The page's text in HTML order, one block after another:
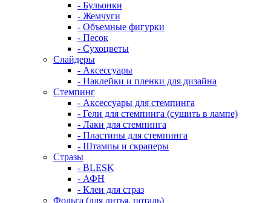
- Бульонки
- Жемчуги
- Объемные фигурки
- Песок
- Сухоцветы
Слайдеры
- Аксессуары
- Наклейки и пленки для дизайна
Стемпинг
- Аксессуары для стемпинга
- Гели для стемпинга (сушить в лампе)
- Лаки для стемпинга
- Пластины для стемпинга
- Штампы и скраперы
Стразы
- BLESK
- АФН
- Клеи для страз
Фольга (для литья, поталь)